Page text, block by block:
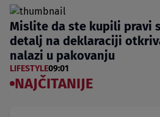
Mislite da ste kupili pravi
detalj na deklaraciji
nalazi u pakovanju
LIFESTYLE09:01
NAJČITANIJE